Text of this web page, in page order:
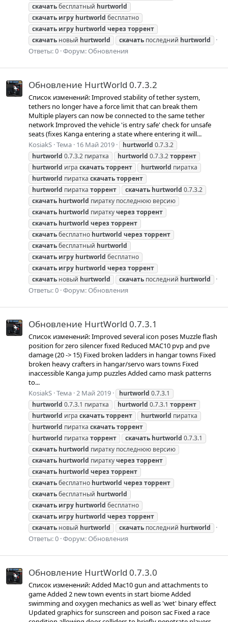
скачатьбесплатный hurtworld
скачать игру hurtworld бесплатно
скачать игру hurtworld через торрент
скачать новый hurtworld скачать последний hurtworld
Ответы: 0 Форум:Обновления
Обновление HurtWorld 0.7.3.2
Список изменений: Improved stability of tether system,
tethers no longer have a force limit that can break them
Multiple players can now be connected to the same tether
network Improved the vehicle 'is entry safe' check for unsafe
seats (fixes Kanga entering a state where entering it will...
KosiakS Тема 16 Май 2019 hurtworld 0.7.3.2
hurtworld 0.7.3.2 пиратка hurtworld 0.7.3.2торрент
hurtworld игра скачатьторрент hurtworld пиратка
hurtworld пиратка скачатьторрент
hurtworld пиратка торрент скачать hurtworld 0.7.3.2
скачать hurtworld пиратку последнюю версию
скачать hurtworld пираткучерез торрент
скачать hurtworld через торрент
скачатьбесплатно hurtworld через торрент
скачатьбесплатный hurtworld
скачать игру hurtworld бесплатно
скачать игру hurtworld через торрент
скачать новый hurtworld скачать последний hurtworld
Ответы: 0 Форум:Обновления
Обновление HurtWorld 0.7.3.1
Список изменений: Improved several icon poses Muzzle flash
position for zero silencer fixed Reduced MAC10 pvp and pve
damage (20 -> 15) Fixed broken ladders in hangar towns Fixed
broken heavy crafters in hangar/servo wars towns Fixed
inaccessible Kanga jump puzzles Added camo mask patterns
to...
KosiakS Тема 2 Май 2019 hurtworld 0.7.3.1
hurtworld 0.7.3.1 пиратка hurtworld 0.7.3.1 торрент
hurtworld игра скачатьторрент hurtworld пиратка
hurtworld пиратка скачатьторрент
hurtworld пиратка торрент скачать hurtworld 0.7.3.1
скачать hurtworld пиратку последнюю версию
скачать hurtworld пираткучерез торрент
скачать hurtworld через торрент
скачатьбесплатно hurtworld через торрент
скачатьбесплатный hurtworld
скачать игру hurtworld бесплатно
скачать игру hurtworld через торрент
скачать новый hurtworld скачать последний hurtworld
Ответы: 0 Форум:Обновления
Обновление HurtWorld 0.7.3.0
Список изменений: Added Mac10 gun and attachments to
game Added 2 new town events in start biome Added
swimming and oxygen mechanics as well as 'wet' binary effect
Updated graphics for sunscreen and poison sac Fixed a race